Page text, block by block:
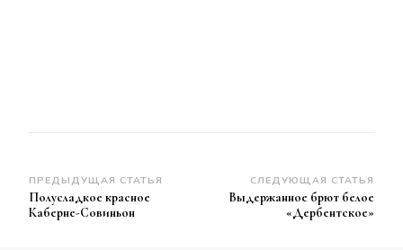
Навигация
по
ПРЕДЫДУЩАЯ СТАТЬЯ
Полусладкое красное
Каберне-Совиньон
СЛЕДУЮЩАЯ СТАТЬЯ
Выдержанное брют белое
«Дербентское»